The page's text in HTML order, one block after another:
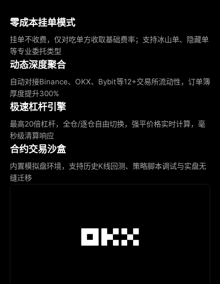
零成本挂单模式
挂单不收费，仅对吃单方收取基础费率；支持冰山单、隐藏单
等专业委托类型
动态深度聚合
自动对接Binance、OKX、Bybit等12+交易所流动性，订单簿
厚度提升300%
极速杠杆引擎
最高20倍杠杆，全仓/逐仓自由切换，强平价格实时计算，毫
秒级清算响应
合约交易沙盒
内置模拟盘环境，支持历史K线回测、策略脚本调试与实盘无
缝迁移